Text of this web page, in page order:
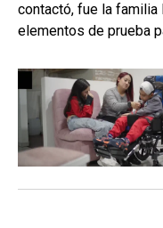
contactó, fue la
elementos de prueba